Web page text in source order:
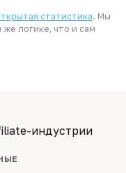
статистика. Мы
логике, что и сам
индустрии